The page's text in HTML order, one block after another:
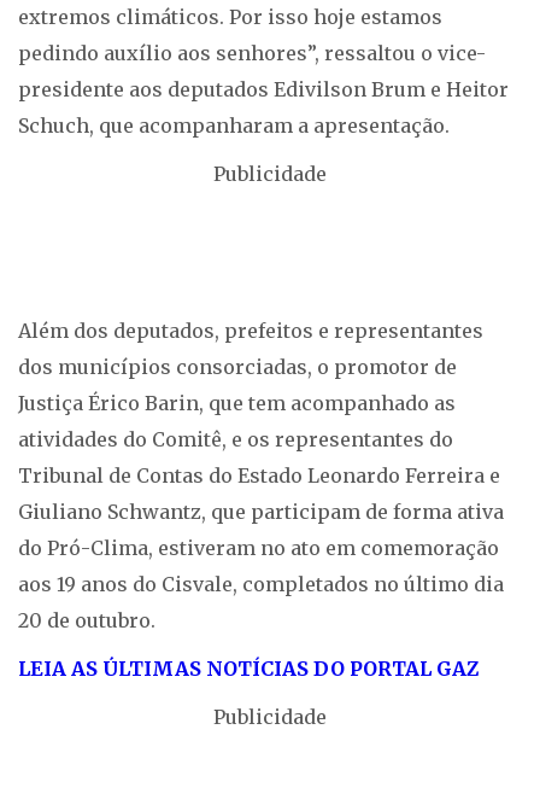
extremos climáticos. Por isso hoje estamos
pedindo auxílio aos senhores”, ressaltou o vice-
presidente aos deputados Edivilson Brum e Heitor
Schuch, que acompanharam a apresentação.
Publicidade
Além dos deputados, prefeitos e representantes
dos municípios consorciadas, o promotor de
Justiça Érico Barin, que tem acompanhado as
atividades do Comitê, e os representantes do
Tribunal de Contas do Estado Leonardo Ferreira e
Giuliano Schwantz, que participam de forma ativa
do Pró-Clima, estiveram no ato em comemoração
aos 19 anos do Cisvale, completados no último dia
20 de outubro.
LEIA AS ÚLTIMAS NOTÍCIAS DO PORTAL GAZ
Publicidade